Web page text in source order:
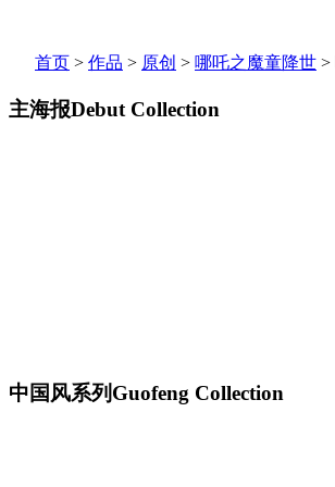
首页 > 作品 > 原创 > 哪吒之魔童降世 >
主海报Debut Collection
中国风系列 Guofeng Collection